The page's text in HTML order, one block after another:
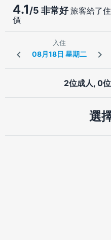
4.1/5 非常好旅客給了
價
入住
2位成人, 0
選